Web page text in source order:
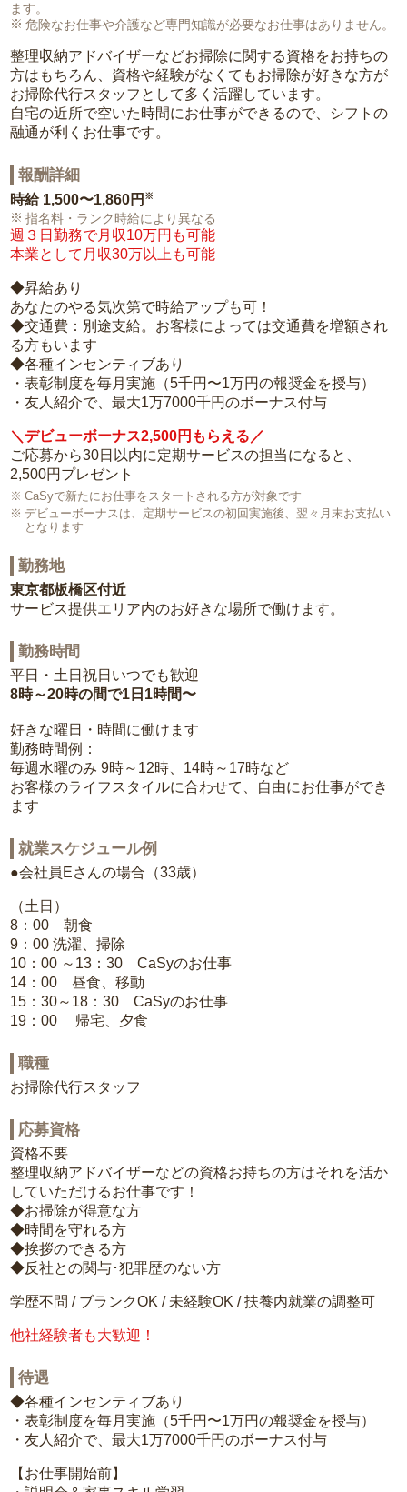
ます。
危険なお仕事や介護など専門知識が必要なお仕事はありません。
整理収納アドバイザーなどお掃除に関する資格をお持ちの
方はもちろん、資格や経験がなくてもお掃除が好きな方が
お掃除代行スタッフとして多く活躍しています。
自宅の近所で空いた時間にお仕事ができるので、シフトの
融通が利くお仕事です。
報酬詳細
時給 1,500〜1,860円 ※
指名料・ランク時給により異なる
週３日勤務で月収10万円も可能
本業として月収30万以上も可能
◆昇給あり
あなたのやる気次第で時給アップも可！
◆交通費：別途支給。お客様によっては交通費を増額され
る方もいます
◆各種インセンティブあり
・表彰制度を毎月実施（5千円〜1万円の報奨金を授与）
・友人紹介で、最大1万7000千円のボーナス付与
＼デビューボーナス2,500円もらえる／
ご応募から30日以内に定期サービスの担当になると、
2,500円プレゼント
CaSyで新たにお仕事をスタートされる方が対象です
デビューボーナスは、定期サービスの初回実施後、翌々月末お支払い
となります
勤務地
東京都板橋区付近
サービス提供エリア内のお好きな場所で働けます。
勤務時間
平日・土日祝日いつでも歓迎
8時～20時の間で1日1時間〜
好きな曜日・時間に働けます
勤務時間例：
毎週水曜のみ 9時～12時、14時～17時など
お客様のライフスタイルに合わせて、自由にお仕事ができ
ます
就業スケジュール例
●会社員Eさんの場合（33歳）
（土日）
8：00 朝食
9：00 洗濯、掃除
10：00 ～13：30 CaSyのお仕事
14：00 昼食、移動
15：30～18：30 CaSyのお仕事
19：00 帰宅、夕食
職種
お掃除代行スタッフ
応募資格
資格不要
整理収納アドバイザーなどの資格お持ちの方はそれを活か
していただけるお仕事です！
◆お掃除が得意な方
◆時間を守れる方
◆挨拶のできる方
◆反社との関与･犯罪歴のない方
学歴不問 / ブランクOK / 未経験OK / 扶養内就業の調整可
他社経験者も大歓迎！
待遇
◆各種インセンティブあり
・表彰制度を毎月実施（5千円〜1万円の報奨金を授与）
・友人紹介で、最大1万7000千円のボーナス付与
【お仕事開始前】